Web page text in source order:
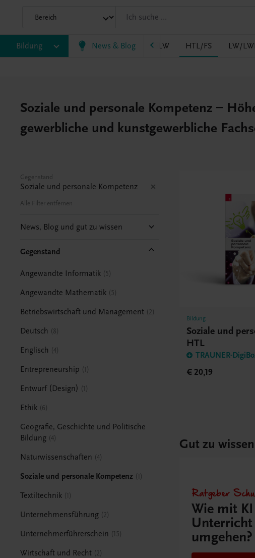
Bildung News & Blog
HLK HLPS/FSB HLT/Kolleg HLW HTL/FS LW/
Soziale und personale Kompetenz –
gewerbliche und kunstgewerbliche
Gegenstand
Soziale und personale Kompetenz
Alle Filter entfernen
News, Blog und gut zu wissen
Gegenstand
Angewandte Informatik 5
Angewandte Mathematik 5
Betriebswirtschaft und Management 2
Deutsch 8
Englisch 4
Entrepreneurship 1
Entwurf (Design) 1
Ethik 6
Geografie, Geschichte und Politische
Bildung 4
Naturwissenschaften 4
Soziale und personale Kompetenz 1
Textiltechnik 1
Unternehmensführung 2
Unternehmerführerschein 15
Wirtschaft und Recht 2
Bildung
Soziale und
HTL
TRAUNER-
€ 20,19
Gut zu wissen
Ratgeber
Wie mit
Unterricht
umgehen?